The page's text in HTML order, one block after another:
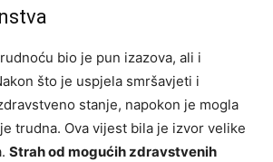
bio je pun izazova, ali i
što je uspjela smršavjeti i
stanje, napokon je mogla
trudna. Ova vijest bila je izvor velike
Strah od mogućih zdravstvenih